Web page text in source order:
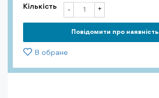
Кількість +
-
Повiдомити про наявність
В обране